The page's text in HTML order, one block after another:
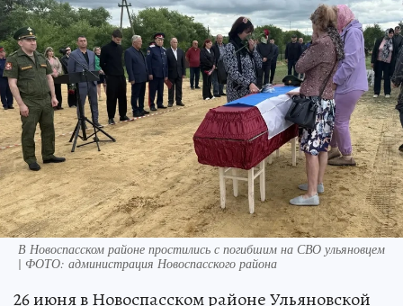
В Новоспасском районе простились с погибшим на СВО ульяновцем
| ФОТО: администрация Новоспасского района
26 июня в Новоспасском районе Ульяновской